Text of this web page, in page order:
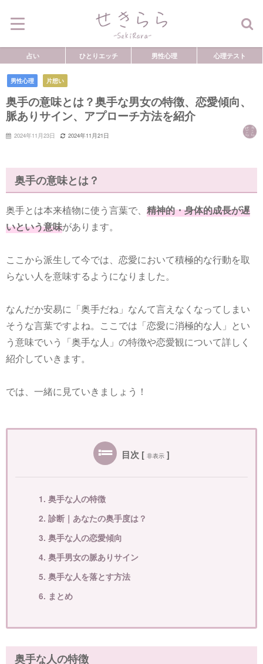
占い ひとりエッチ 男性心理 心理テスト
男性心理 片想い
奥手の意味とは？奥手な男女の特徴、恋愛傾向、
脈ありサイン、アプローチ方法を紹介
2024年11月23日 2024年11月21日
奥手の意味とは？
奥手とは本来植物に使う言葉で、 精神的・身体的成長が遅
いという意味があります。
ここから派生して今では、恋愛において積極的な行動を取
らない人を意味するようになりました。
なんだか安易に「奥手だね」なんて言えなくなってしまい
そうな言葉ですよね。ここでは「恋愛に消極的な人」とい
う意味でいう「奥手な人」の特徴や恋愛観について詳しく
紹介していきます。
では、一緒に見ていきましょう！
目次 [ 非表示 ]
1. 奥手な人の特徴
2. 診断｜あなたの奥手度は？
3. 奥手な人の恋愛傾向
4. 奥手男女の脈ありサイン
5. 奥手な人を落とす方法
6. まとめ
奥手な人の特徴